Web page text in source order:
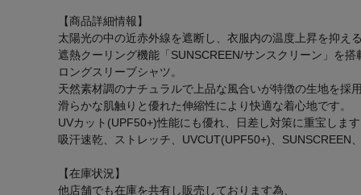
【商品詳細情報】
太陽光の中の近赤外線を遮断し、衣服内の温度上昇を抑える
遮熱クーリング機能「SUNSCREEN/サンスクリーン」を搭
ロングスリーブシャツ。
天然素材調のナチュラルで上品な風合いが特徴の生地を採用
滑らかな肌触りと優れた伸縮性により快適な着心地です。
UVカット(UPF50+)性能にも優れ、日差し対策に重宝します
吸汗速乾、ストレッチ、UVCUT(UPF50+)、SUNSCREEN、
【在庫状況】
他店舗でも在庫を共有し販売しております為、